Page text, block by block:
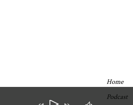
Home
Podcast
Audio